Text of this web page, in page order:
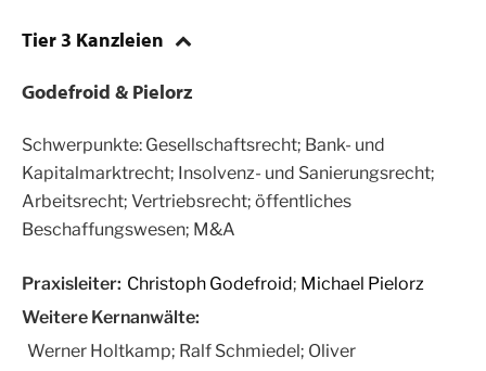
Tier 3 Kanzleien
Godefroid & Pielorz
Schwerpunkte: Gesellschaftsrecht; Bank- und
Kapitalmarktrecht; Insolvenz- und Sanierungsrecht;
Arbeitsrecht; Vertriebsrecht; öffentliches
Beschaffungswesen; M&A
Praxisleiter: Christoph Godefroid; Michael Pielorz
Weitere Kernanwälte:
Werner Holtkamp; Ralf Schmiedel; Oliver